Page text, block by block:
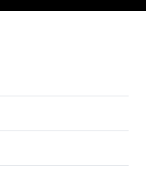
atelier, magazin etc.)
de gestionat,
care pun accent pe
față de clienți.